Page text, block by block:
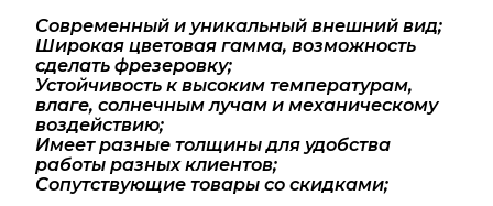
Современный и уникальный внешний вид;
Широкая цветовая гамма, возможность
сделать фрезеровку;
Устойчивость к высоким температурам,
влаге, солнечным лучам и механическому
воздействию;
Имеет разные толщины для удобства
работы разных клиентов;
Сопутствующие товары со скидками;